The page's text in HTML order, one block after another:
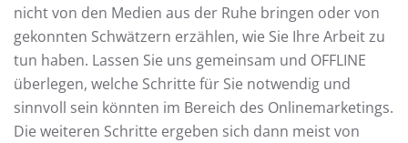
nicht von den Medien aus der Ruhe bringen oder von
gekonnten Schwätzern erzählen, wie Sie Ihre Arbeit zu
tun haben. Lassen Sie uns gemeinsam und OFFLINE
überlegen, welche Schritte für Sie notwendig und
sinnvoll sein könnten im Bereich des Onlinemarketings.
Die weiteren Schritte ergeben sich dann meist von